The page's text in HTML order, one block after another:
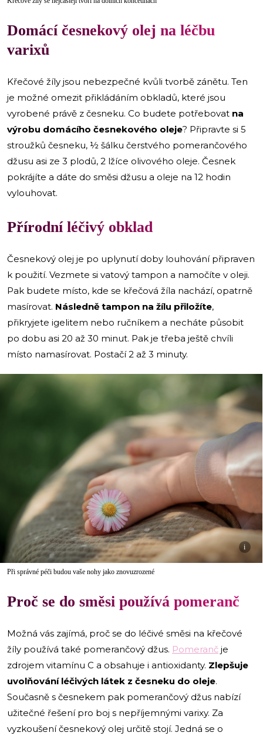
Domácí česnekový olej na léčbu
varixů
Křečové žíly jsou nebezpečné kvůli tvorbě zánětu. Ten
je možné omezit přikládáním obkladů, které jsou
vyrobené právě z česneku. Co budete potřebovat na
výrobu domácího česnekového oleje? Připravte si 5
stroužků česneku, ½ šálku čerstvého pomerančového
džusu asi ze 3 plodů, 2 lžíce olivového oleje. Česnek
pokrájíte a dáte do směsi džusu a oleje na 12 hodin
vylouhovat.
Přírodní léčivý obklad
Česnekový olej je po uplynutí doby louhování připraven
k použití. Vezmete si vatový tampon a namočíte v oleji.
Pak budete místo, kde se křečová žíla nachází, opatrně
masírovat. Následně tampon na žílu přiložíte,
přikryjete igelitem nebo ručníkem a necháte působit
po dobu asi 20 až 30 minut. Pak je třeba ještě chvíli
místo namasírovat. Postačí 2 až 3 minuty.
i
Při správné péči budou vaše nohy jako znovuzrozené
Proč se do směsi používá pomeranč
Možná vás zajímá, proč se do léčivé směsi na křečové
žíly používá také pomerančový džus. Pomeranč je
zdrojem vitamínu C a obsahuje i antioxidanty. Zlepšuje
uvolňování léčivých látek z česneku do oleje.
Současně s česnekem pak pomerančový džus nabízí
užitečné řešení pro boj s nepříjemnými varixy. Za
vyzkoušení česnekový olej určitě stojí. Jedná se o